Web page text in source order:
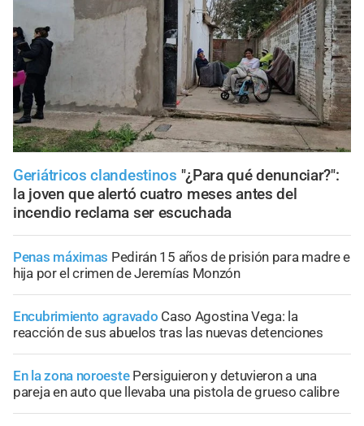
Geriátricos clandestinos "¿Para qué denunciar?":
la joven que alertó cuatro meses antes del
incendio reclama ser escuchada
Penas máximas Pedirán 15 años de prisión para madre e
hija por el crimen de Jeremías Monzón
Encubrimiento agravado Caso Agostina Vega: la
reacción de sus abuelos tras las nuevas detenciones
En la zona noroeste Persiguieron y detuvieron a una
pareja en auto que llevaba una pistola de grueso calibre